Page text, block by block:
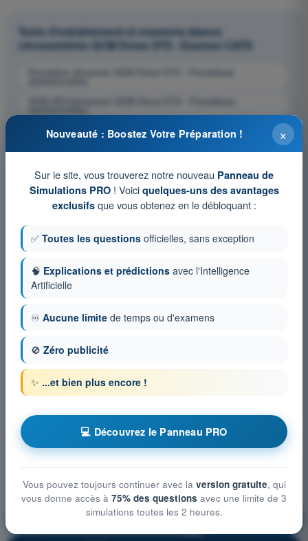
Tests d'entraînement et examens blancs
chronométrés QCM Drone STS - Examen CATS
Simulation d'examen QCM Drone STS - Procédures
QCM d'Entraînement QCM Drone STS - Procédures
Examen en PDF QCM Drone STS - Procédures
opérationnelles
Procédures opérationnelles
×
Nouveauté : Boostez Votre Préparation !
Sur le site, vous trouverez notre nouveau Panneau de
Simulations PRO! Voici quelques-uns des avantages
exclusifsque vous obtenez en le débloquant :
✅ Toutes les questions officielles, sans exception
🧠 Explications et prédictions avec l'Intelligence
Artificielle
♾️ Aucune limite de temps ou d'examens
🚫 Zéro publicité
✨ ...et bien plus encore !
💻 Découvrez le Panneau PRO
Vous pouvez toujours continuer avec la version gratuite, qui
vous donne accès à 75% des questions avec une limite de 3
simulations toutes les 2 heures.